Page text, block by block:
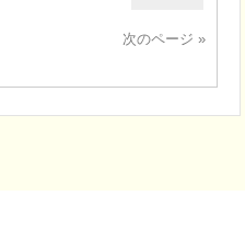
次のページ »